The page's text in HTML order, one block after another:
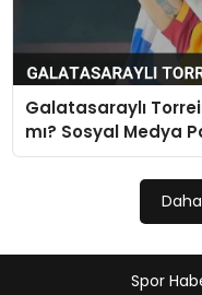
Galatasaraylı
mı? Sosyal Medya
Spor